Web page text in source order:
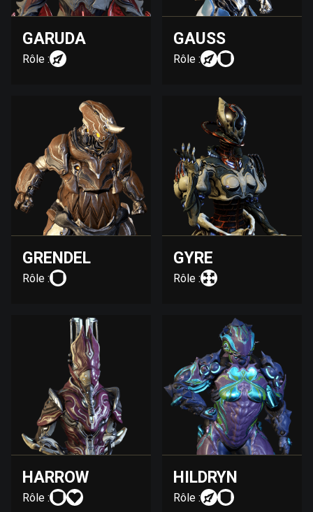
GARUDA
Rôle :
GAUSS
Rôle :
GRENDEL
Rôle :
GYRE
Rôle :
HARROW
Rôle :
HILDRYN
Rôle :